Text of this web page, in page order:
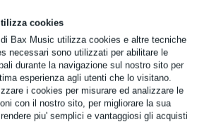
cookies
di Bax Music utilizza cookies e altre tecniche
necessari sono utilizzati per abilitare le
durante la navigazione sul nostro sito per
esperienza agli utenti che lo visitano.
i cookies per misurare ed analizzare le
con il nostro sito, per migliorare la sua
piu' semplici e vantaggiosi gli acquisti
Visaton SL 87 FE - Altoparlante a banda
DE 79837685